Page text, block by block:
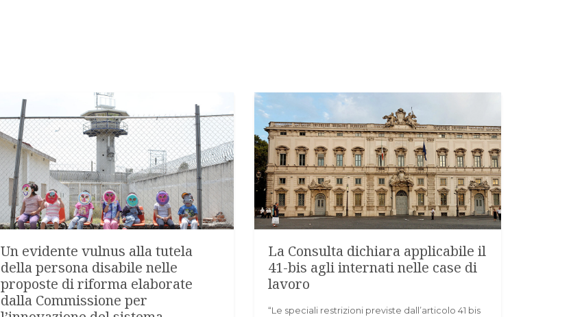
Un evidente vulnus alla tutela
della persona disabile nelle
proposte di riforma elaborate
dalla Commissione per
La Consulta dichiara applicabile il
41-bis agli internati nelle case di
lavoro
“Le speciali restrizioni previste dall’articolo 41 bis